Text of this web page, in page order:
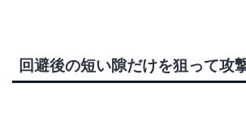
回避後の短い隙だけを狙って攻